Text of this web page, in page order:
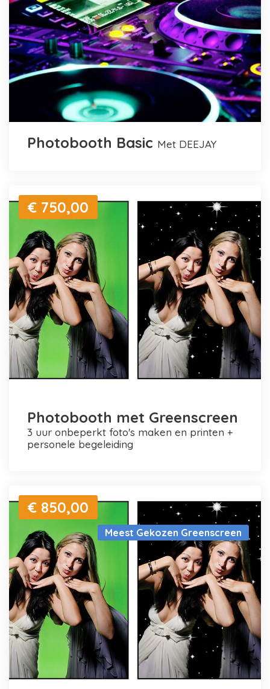
Photobooth Basic met DEEJAY
€ 750,00
Photobooth met Greenscreen
3 uur onbeperkt foto's maken en printen +
personele begeleiding
Meest Gekozen Greenscreen
€ 850,00